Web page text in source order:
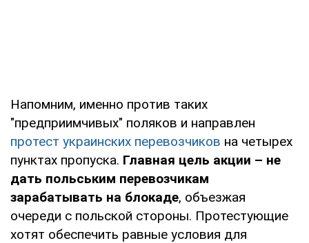
Напомним, именно против таких
"предприимчивых" поляков и направлен
протест украинских перевозчиков на четырех
пунктах пропуска. Главная цель акции – не
дать польським перевозчикам
зарабатывать на блокаде, объезжая
очереди с польской стороны. Протестующие
хотят обеспечить равные условия для